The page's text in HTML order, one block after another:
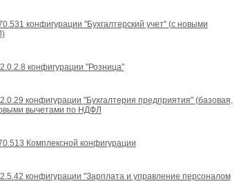
конфигурации "Бухгалтерский учет" (с новыми
конфигурации "Розница"
конфигурации "Бухгалтерия предприятия" (базовая,
вычетами по НДФЛ
Комплексной конфигурации
конфигурации "Зарплата и управление персоналом